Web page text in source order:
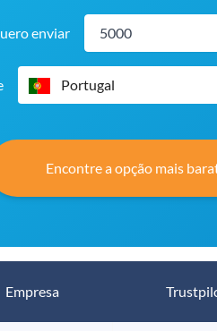
enviar
Portugal
Encontre a opção mais
Empresa